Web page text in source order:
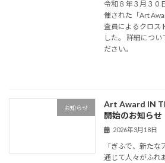
令和８年３月３０
催された「Art
査員によるクロス
した。 詳細につ
ださい。
お知らせ
Art Award IN
開始のお知らせ
2026年3月18日
「ぎふで、新た
通じて人々がふれ